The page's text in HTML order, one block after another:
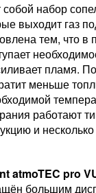
собой набор
выходит газ
тем, что в
пламя.
меньше
работают
и
atmoTEC pro
большим